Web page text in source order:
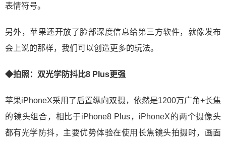
表情符号。
另外，苹果还开放了脸部深度信息给第三方软件，就像发布
会上说的那样，我们可以创造更多的玩法。
◆拍照：双光学防抖比8 Plus更强
苹果iPhoneX采用了后置纵向双摄，依然是1200万广角+长焦
的镜头组合，相比于iPhone8 Plus，iPhoneX的两个摄像头
都有光学防抖，主要优势体验在使用长焦镜头拍摄时，画面